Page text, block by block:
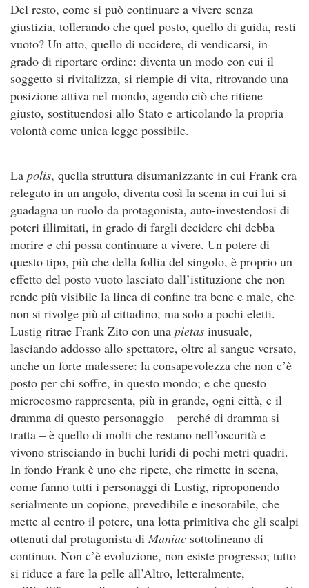
Del resto, come si può continuare a vivere senza
giustizia, tollerando che quel posto, quello di guida, resti
vuoto? Un atto, quello di uccidere, di vendicarsi, in
grado di riportare ordine: diventa un modo con cui il
soggetto si rivitalizza, si riempie di vita, ritrovando una
posizione attiva nel mondo, agendo ciò che ritiene
giusto, sostituendosi allo Stato e articolando la propria
volontà come unica legge possibile.
La polis, quella struttura disumanizzante in cui Frank era
relegato in un angolo, diventa così la scena in cui lui si
guadagna un ruolo da protagonista, auto-investendosi di
poteri illimitati, in grado di fargli decidere chi debba
morire e chi possa continuare a vivere. Un potere di
questo tipo, più che della follia del singolo, è proprio un
effetto del posto vuoto lasciato dall’istituzione che non
rende più visibile la linea di confine tra bene e male, che
non si rivolge più al cittadino, ma solo a pochi eletti.
Lustig ritrae Frank Zito con una pietas inusuale,
lasciando addosso allo spettatore, oltre al sangue versato,
anche un forte malessere: la consapevolezza che non c’è
posto per chi soffre, in questo mondo; e che questo
microcosmo rappresenta, più in grande, ogni città, e il
dramma di questo personaggio – perché di dramma si
tratta – è quello di molti che restano nell’oscurità e
vivono strisciando in buchi luridi di pochi metri quadri.
In fondo Frank è uno che ripete, che rimette in scena,
come fanno tutti i personaggi di Lustig, riproponendo
serialmente un copione, prevedibile e inesorabile, che
mette al centro il potere, una lotta primitiva che gli scalpi
ottenuti dal protagonista di Maniac sottolineano di
continuo. Non c’è evoluzione, non esiste progresso; tutto
si riduce a fare la pelle all’Altro, letteralmente,